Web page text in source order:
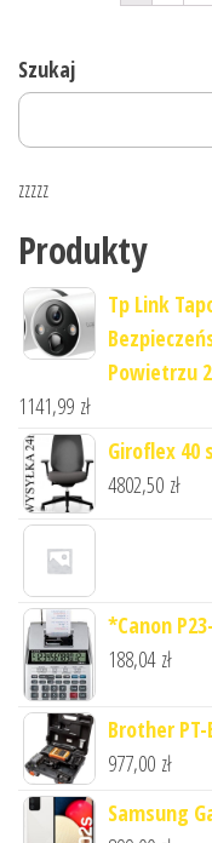
Szukaj
zzzzz
Produkty
Tp Link
Powietrzu
1141,99 zł
Giroflex 40
4802,50 zł
*Canon
188,04 zł
Brother PT-
977,00 zł
Samsung